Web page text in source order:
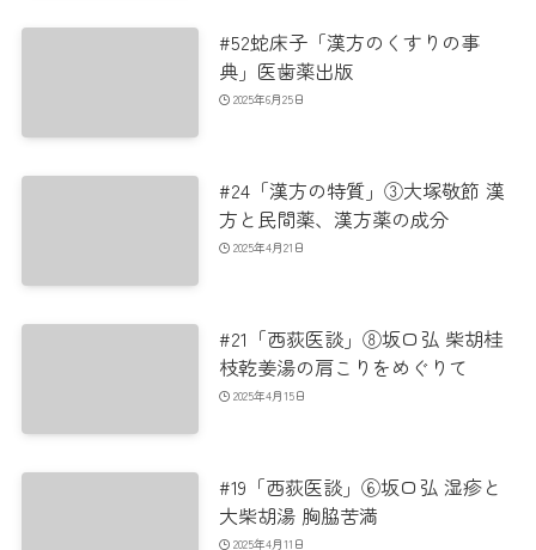
#52蛇床子「漢方のくすりの事
典」医歯薬出版
2025年6月25日
#24「漢方の特質」③大塚敬節 漢
方と民間薬、漢方薬の成分
2025年4月21日
#21「西荻医談」⑧坂口弘 柴胡桂
枝乾姜湯の肩こりをめぐりて
2025年4月15日
#19「西荻医談」⑥坂口弘 湿疹と
大柴胡湯 胸脇苦満
2025年4月11日